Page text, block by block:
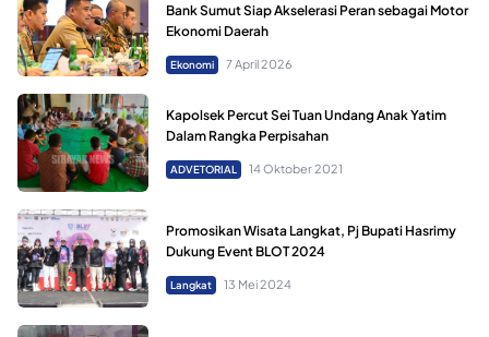
Bank Sumut Siap Akselerasi Peran sebagai Motor
Ekonomi Daerah
Ekonomi 7 April 2026
Kapolsek Percut Sei Tuan Undang Anak Yatim
Dalam Rangka Perpisahan
ADVETORIAL 14 Oktober 2021
Promosikan Wisata Langkat, Pj Bupati Hasrimy
Dukung Event BLOT 2024
Langkat 13 Mei 2024